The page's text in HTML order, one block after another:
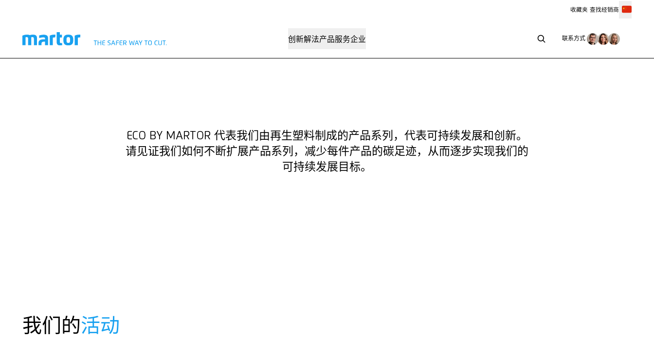
收藏夹 查找经销商
创新解法产品服务企业 联系方式
ECO BY MARTOR 代表我们由再生塑料制成的产品系列，代表可持续发展和创新。
请见证我们如何不断扩展产品系列，减少每件产品的碳足迹，从而逐步实现我们的
可持续发展目标。
我们的活动